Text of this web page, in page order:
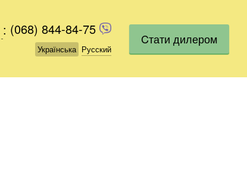
(068) 844-84-75
Українська Русский
: (068) 844-84-75
Українська Русский
Cтати дилером